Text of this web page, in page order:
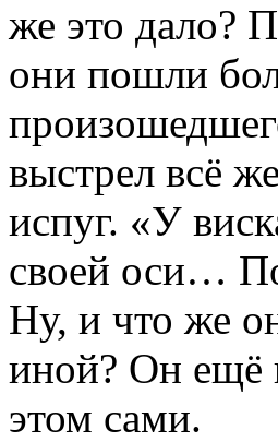
же это дало?
они пошли
выстрел всё
испуг. «У
своей оси…
Ну, и что же
иной? Он ещё
этом сами.